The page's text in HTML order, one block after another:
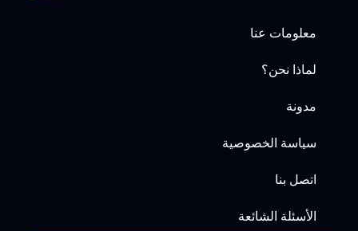
معلومات عنا
لماذا نحن؟
مدونة
سياسة الخصوصية
اتصل بنا
الأسئلة الشائعة